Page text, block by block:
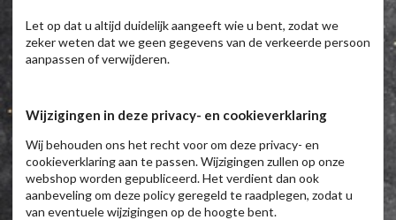
Let op dat u altijd duidelijk aangeeft wie u bent, zodat we
zeker weten dat we geen gegevens van de verkeerde persoon
aanpassen of verwijderen.
Wijzigingen in deze privacy- en cookieverklaring
Wij behouden ons het recht voor om deze privacy- en
cookieverklaring aan te passen. Wijzigingen zullen op onze
webshop worden gepubliceerd. Het verdient dan ook
aanbeveling om deze policy geregeld te raadplegen, zodat u
van eventuele wijzigingen op de hoogte bent.